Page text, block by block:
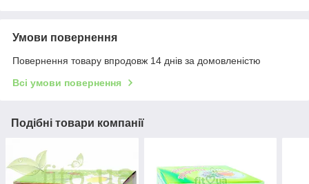
Умови повернення
Повернення товару впродовж 14 днів за домовленістю
Всі умови повернення
Подібні товари компанії